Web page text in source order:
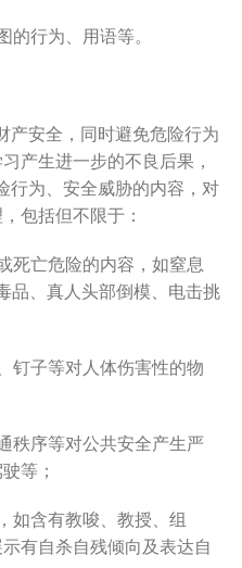
的行为、用语等。
产安全，同时避免危险行为
产生进一步的不良后果，
行为、安全威胁的内容，对
包括但不限于：
死亡危险的内容，如窒息
品、真人头部倒模、电击挑
钉子等对人体伤害性的物
秩序等对公共安全产生严
等；
如含有教唆、教授、组
有自杀自残倾向及表达自